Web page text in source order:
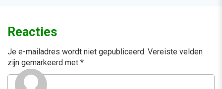
Reacties
Je e-mailadres wordt niet gepubliceerd. Vereiste velden
zijn gemarkeerd met *